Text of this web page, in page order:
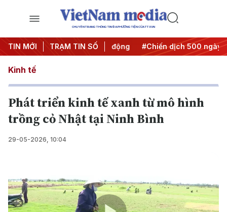
CHUYÊN TRANG THÔNG TIN ĐA PHƯƠNG TIỆN CỦA TTXVN
TIN MỚI TRẠM TIN SỐ
Nghị quyết thành hành động #Chiến dịch 500 ngày đêm
Kinh tế
Phát triển kinh tế xanh từ mô hình
trồng cỏ Nhật tại Ninh Bình
29-05-2026, 10:04